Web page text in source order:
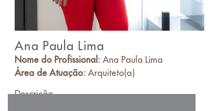
Ana Paula Lima
Nome do Profissional: Ana Paula Lima
Área de Atuação: Arquiteto(a)
Descrição